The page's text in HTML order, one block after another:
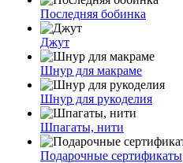
Последняя бобинка
Джут
Шнур для макраме
Шнур для рукоделия
Шпагаты, нити
Подарочные сертификаты